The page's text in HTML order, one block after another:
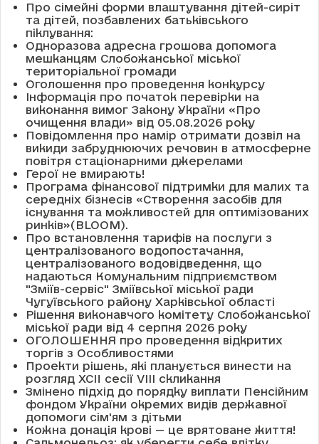
Про сімейні форми влаштування дітей-сиріт
та дітей, позбавлених батьківського
піклування:
Одноразова адресна грошова допомога
мешканцям Слобожанської міської
територіальної громади
Оголошення про проведення конкурсу
Інформація про початок перевірки на
виконання вимог Закону України «Про
очищення влади» від 05.08.2026 року
Повідомлення про намір отримати дозвіл на
викиди забруднюючих речовин в атмосферне
повітря стаціонарними джерелами
Герої не вмирають!
Програма фінансової підтримки для малих та
середніх бізнесів «Створення засобів для
існування та можливостей для оптимізованих
ринків»(BLOOM).
Про встановлення тарифів на послуги з
централізованого водопостачання,
централізованого водовідведення, що
надаються Комунальним підприємством
"Зміїв-сервіс" Зміївської міської ради
Чугуївського району Харківської області
Рішення виконавчого комітету Слобожанської
міської ради від 4 серпня 2026 року
ОГОЛОШЕННЯ про проведення відкритих
торгів з Особливостями
Проекти рішень, які планується винести на
розгляд XCII сесії VІІІ скликання
Змінено підхід до порядку виплати Пенсійним
фондом України окремих видів державної
допомоги сім'ям з дітьми
Кожна донація крові — це врятоване життя!